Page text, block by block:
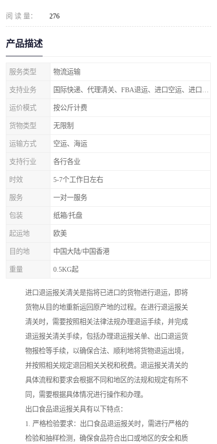
阅 读 量： 276
产品描述
服务类型 物流运输
支持业务
运价模式 按公斤计费
货物类型 无限制
运输方式 空运、海运
支持行业 各行各业
时效 5-7个工作日左右
服务 一对一服务
包装 纸箱/托盘
起运地 欧美
目的地 中国大陆/中国香港
重量 0.5KG起
进口退运报关清关是指将已进口的货物进行退运，即将
货物从目的地重新运回原产地的过程。在进行退运报关
清关时，需要按照相关法律法规办理退运手续，并完成
退运报关清关手续，包括办理退运报关单、出口退运货
物报检等手续，以确保合法、顺利地将货物退运出境，
并按照相关规定退回相关关税和税费。退运报关清关的
具体流程和要求会根据不同和地区的法规和规定有所不
同，需要根据具体情况进行操作和办理。
出口食品退运报关具有以下特点：
1. 严格检验要求：出口食品退运报关时，需进行严格的
检验和抽样检测，确保食品符合出口或地区的安全和质